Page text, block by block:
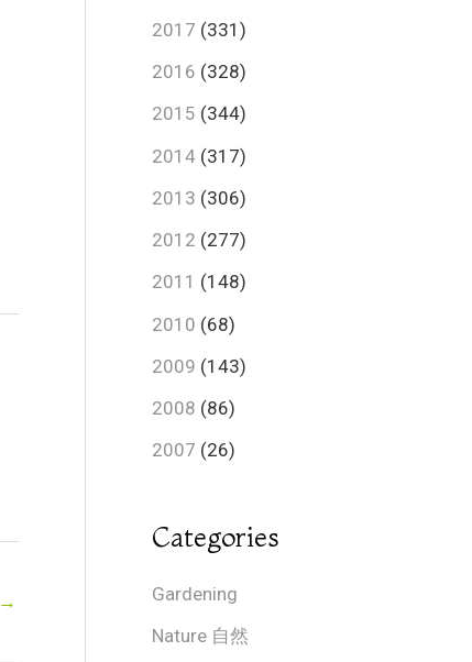
→
2017 (331)
2016 (328)
2015 (344)
2014 (317)
2013 (306)
2012 (277)
2011 (148)
2010 (68)
2009 (143)
2008 (86)
2007 (26)
Categories
Gardening
Nature 自然